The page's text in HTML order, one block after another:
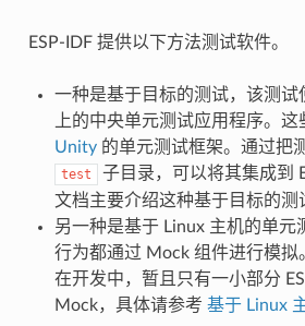
ESP-IDF 提供以下方法测试软件。
一种是基于目标的测试，该测试
上的中央单元测试应用程序。
Unity的单元测试框架。通过把
test
子目录，可以将其集成到
文档主要介绍这种基于目标的测
另一种是基于 Linux 主机的单元
行为都通过 Mock 组件进行模拟
在开发中，暂且只有一小部分
Mock，具体请参考 基于 Linux